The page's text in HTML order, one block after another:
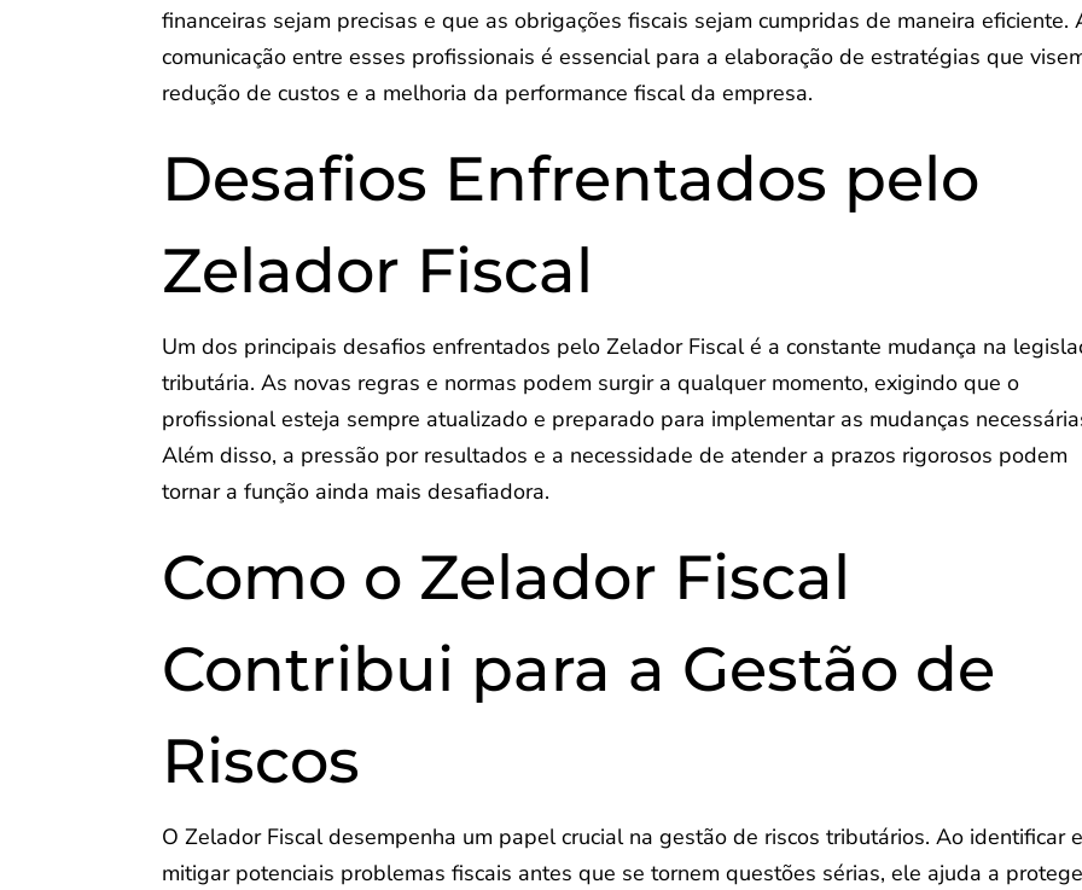
financeiras sejam precisas e que as obrigações fiscais sejam cumpridas de maneira eficiente.
comunicação entre esses profissionais é essencial para a elaboração de estratégias que
redução de custos e a melhoria da performance fiscal da empresa.
Desafios Enfrentados pelo
Zelador Fiscal
Um dos principais desafios enfrentados pelo Zelador Fiscal é a constante mudança na
tributária. As novas regras e normas podem surgir a qualquer momento, exigindo que o
profissional esteja sempre atualizado e preparado para implementar as mudanças
Além disso, a pressão por resultados e a necessidade de atender a prazos rigorosos podem
tornar a função ainda mais desafiadora.
Como o Zelador Fiscal
Contribui para a Gestão de
Riscos
O Zelador Fiscal desempenha um papel crucial na gestão de riscos tributários. Ao identificar
mitigar potenciais problemas fiscais antes que se tornem questões sérias, ele ajuda a